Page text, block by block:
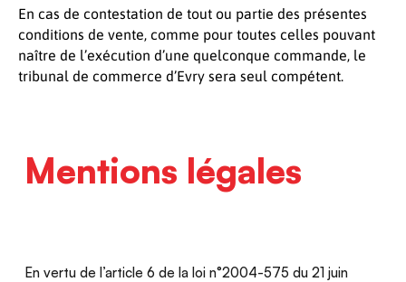
En cas de contestation de tout ou partie des présentes
conditions de vente, comme pour toutes celles pouvant
naître de l’exécution d’une quelconque commande, le
tribunal de commerce d’Evry sera seul compétent.
Mentions légales
En vertu de l’article 6 de la loi n°2004-575 du 21 juin